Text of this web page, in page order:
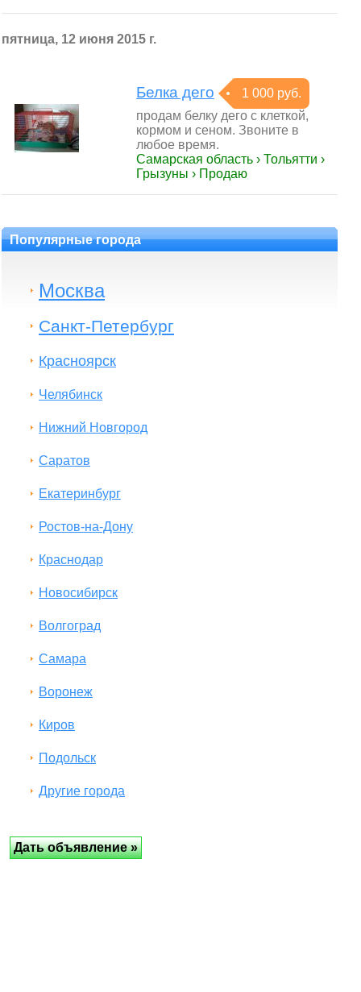
пятница, 12 июня 2015 г.
Белка дего
1 000 руб.
продам белку дего с клеткой,
кормом и сеном. Звоните в
любое время.
Самарская область › Тольятти ›
Грызуны › Продаю
Популярные города
Москва
Санкт-Петербург
Красноярск
Челябинск
Нижний Новгород
Саратов
Екатеринбург
Ростов-на-Дону
Краснодар
Новосибирск
Волгоград
Самара
Воронеж
Киров
Подольск
Другие города